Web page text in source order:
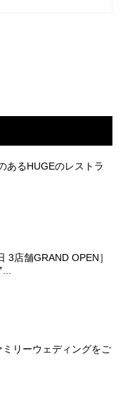
あるHUGEのレストラ
3店舗GRAND OPEN］
リーウェディングをご